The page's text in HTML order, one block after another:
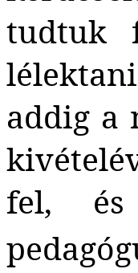
tudtuk
addig a
fel, és